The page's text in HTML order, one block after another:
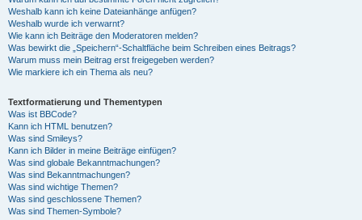
Weshalb kann ich keine Dateianhänge anfügen?
Weshalb wurde ich verwarnt?
Wie kann ich Beiträge den Moderatoren melden?
Was bewirkt die „Speichern“-Schaltfläche beim Schreiben eines Beitrags?
Warum muss mein Beitrag erst freigegeben werden?
Wie markiere ich ein Thema als neu?
Textformatierung und Thementypen
Was ist BBCode?
Kann ich HTML benutzen?
Was sind Smileys?
Kann ich Bilder in meine Beiträge einfügen?
Was sind globale Bekanntmachungen?
Was sind Bekanntmachungen?
Was sind wichtige Themen?
Was sind geschlossene Themen?
Was sind Themen-Symbole?